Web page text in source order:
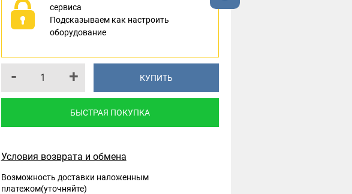
сервиса
Подсказываем как настроить
оборудование
- + КУПИТЬ
БЫСТРАЯ ПОКУПКА
Условия возврата и обмена
Возможность доставки наложенным
платежом(уточняйте)